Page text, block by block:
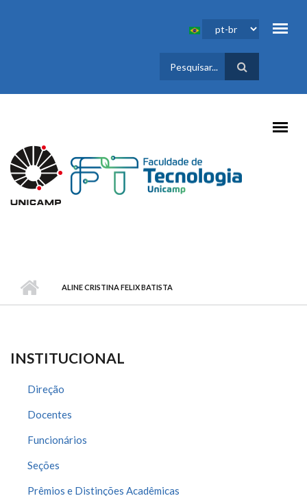
FORMULÁRIO
DE BUSCA
ALINE CRISTINA FELIX BATISTA
INSTITUCIONAL
Direção
Docentes
Funcionários
Seções
Prêmios e Distinções Acadêmicas